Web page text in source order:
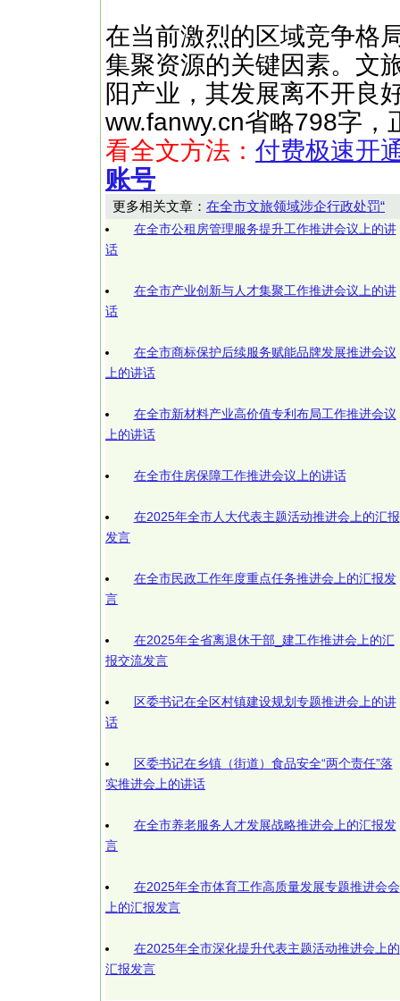
在当前激烈的区域竞争格
集聚资源的关键因素。文
阳产业，其发展离不开
ww.fanwy.cn省略798字
看全文方法： 付费极速开
账号
更多相关文章： 在全市文旅领域涉企行政处罚“
在全市公租房管理服务提升工作推进会议上的讲
话
在全市产业创新与人才集聚工作推进会议上的讲
话
在全市商标保护后续服务赋能品牌发展推进会议
上的讲话
在全市新材料产业高价值专利布局工作推进会议
上的讲话
在全市住房保障工作推进会议上的讲话
在2025年全市人大代表主题活动推进会上的汇报
发言
在全市民政工作年度重点任务推进会上的汇报发
言
在2025年全省离退休干部_建工作推进会上的汇
报交流发言
区委书记在全区村镇建设规划专题推进会上的讲
话
区委书记在乡镇（街道）食品安全“两个责任”落
实推进会上的讲话
在全市养老服务人才发展战略推进会上的汇报发
言
在2025年全市体育工作高质量发展专题推进会会
上的汇报发言
在2025年全市深化提升代表主题活动推进会上的
汇报发言